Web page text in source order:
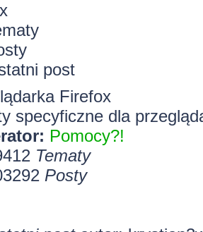
post
Firefox
specyficzne dla
Pomocy?!
Tematy
Posty